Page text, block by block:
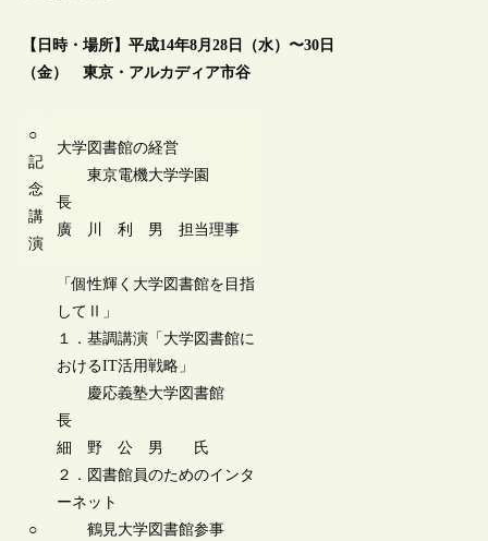
【日時・場所】平成14年8月28日（水）〜30日
（金） 東京・アルカディア市谷
○
記
念
講
演
大学図書館の経営
東京電機大学学園
長
廣 川 利 男 担当理事
○
「個性輝く大学図書館を目指
してⅡ」
１．基調講演「大学図書館に
おけるIT活用戦略」
慶応義塾大学図書館
長
細 野 公 男 氏
２．図書館員のためのインタ
ーネット
鶴見大学図書館参事